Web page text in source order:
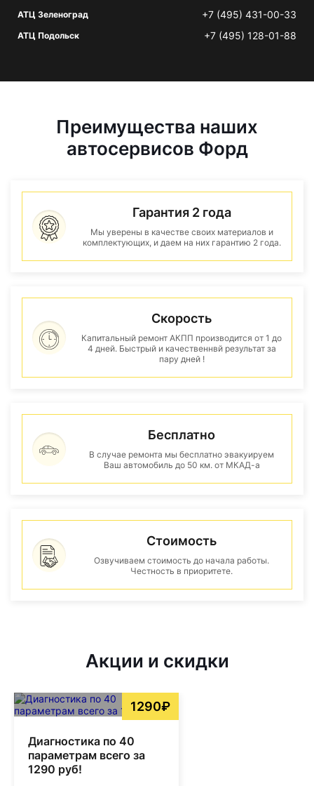
АТЦ Зеленоград +7 (495) 431-00-33
АТЦ Подольск +7 (495) 128-01-88
Преимущества наших
автосервисов Форд
Гарантия 2 года
Мы уверены в качестве своих материалов и
комплектующих, и даем на них гарантию 2 года.
Скорость
Капитальный ремонт АКПП производится от 1 до
4 дней. Быстрый и качественнвй результат за
пару дней !
Бесплатно
В случае ремонта мы бесплатно эвакуируем
Ваш автомобиль до 50 км. от МКАД-а
Стоимость
Озвучиваем стоимость до начала работы.
Честность в приоритете.
Акции и скидки
1290₽
Диагностика по 40
параметрам всего за
1290 руб!